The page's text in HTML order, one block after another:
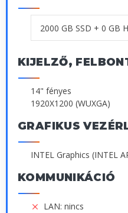
KIJELZŐ,
14" fényes
1920X1200 (WUXGA)
GRAFIKUS
INTEL Graphics (INTEL
KOMMUNIKÁCIÓ
LAN: nincs